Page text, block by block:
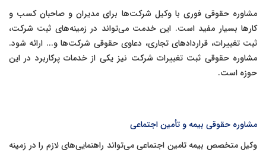
مشاوره حقوقی فوری با وکیل شرکت‌ها برای مدیران و صاحبان کسب و
کارها بسیار مفید است. این خدمت می‌تواند در زمینه‌های ثبت شرکت،
ثبت تغییرات، قراردادهای تجاری، دعاوی حقوقی شرکت‌ها و... ارائه شود.
مشاوره حقوقی ثبت تغییرات شرکت نیز یکی از خدمات پرکاربرد در این
حوزه است.
مشاوره حقوقی بیمه و تأمین اجتماعی
وکیل متخصص بیمه تامین اجتماعی می‌تواند راهنمایی‌های لازم را در زمینه